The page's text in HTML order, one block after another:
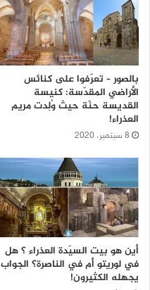
بالصور – تعرّفوا على كنائس
الأراضي المقدّسة: كنيسة
القديسة حنّة حيث وُلِدت مريم
العذراء!
8 سبتمبر، 2020
أين هو بيت السيّدة العذراء ؟ هل
في لوريتو أم في الناصرة؟ الجواب
يجهله الكثيرون!